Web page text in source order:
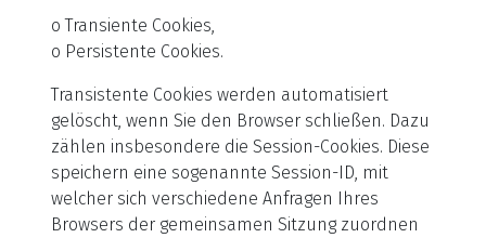
o Transiente Cookies,
o Persistente Cookies.
Transistente Cookies werden automatisiert
gelöscht, wenn Sie den Browser schließen. Dazu
zählen insbesondere die Session-Cookies. Diese
speichern eine sogenannte Session-ID, mit
welcher sich verschiedene Anfragen Ihres
Browsers der gemeinsamen Sitzung zuordnen